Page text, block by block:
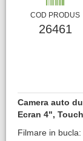
COD PRODUS
26461
Camera auto
Ecran 4",
Filmare in